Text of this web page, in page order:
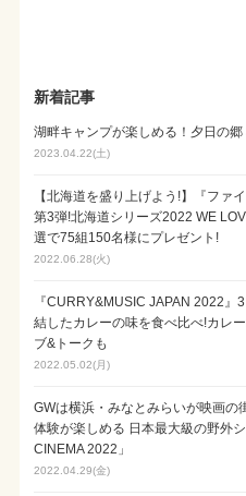
新着記事
湖畔キャンプが楽しめる！夕日の郷
2023.04.22(土)
【北海道を盛り上げよう!】『ファ
第3弾!北海道シリーズ2022 WE
選で75組150名様にプレゼント!
2022.06.28(火)
『CURRY&MUSIC JAPAN 2022
結したカレーの味を食べ比べ!カレ
ブ&トークも
2022.05.02(月)
GWは横浜・みなとみらいが映画の
体験が楽しめる 日本最大級の野外
CINEMA 2022」
2022.04.29(金)